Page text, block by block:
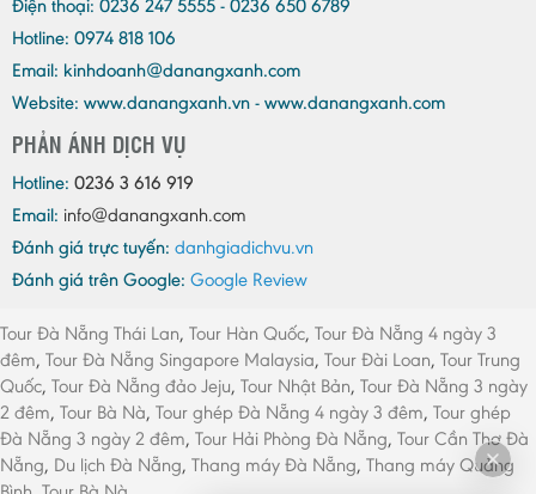
Điện thoại: 0236 247 5555 - 0236 650 6789
Hotline: 0974 818 106
Email: kinhdoanh@danangxanh.com
Website: www.danangxanh.vn - www.danangxanh.com
PHẢN ÁNH DỊCH VỤ
Hotline: 0236 3 616 919
Email: info@danangxanh.com
Đánh giá trực tuyến: danhgiadichvu.vn
Đánh giá trên Google: Google Review
Tour Đà Nẵng Thái Lan, Tour Hàn Quốc, Tour Đà Nẵng 4 ngày 3
đêm, Tour Đà Nẵng Singapore Malaysia, Tour Đài Loan, Tour Trung
Quốc, Tour Đà Nẵng đảo Jeju, Tour Nhật Bản, Tour Đà Nẵng 3 ngày
2 đêm, Tour Bà Nà, Tour ghép Đà Nẵng 4 ngày 3 đêm, Tour ghép
Đà Nẵng 3 ngày 2 đêm, Tour Hải Phòng Đà Nẵng, Tour Cần Thơ Đà
Nẵng, Du lịch Đà Nẵng, Thang máy Đà Nẵng, Thang máy Quảng